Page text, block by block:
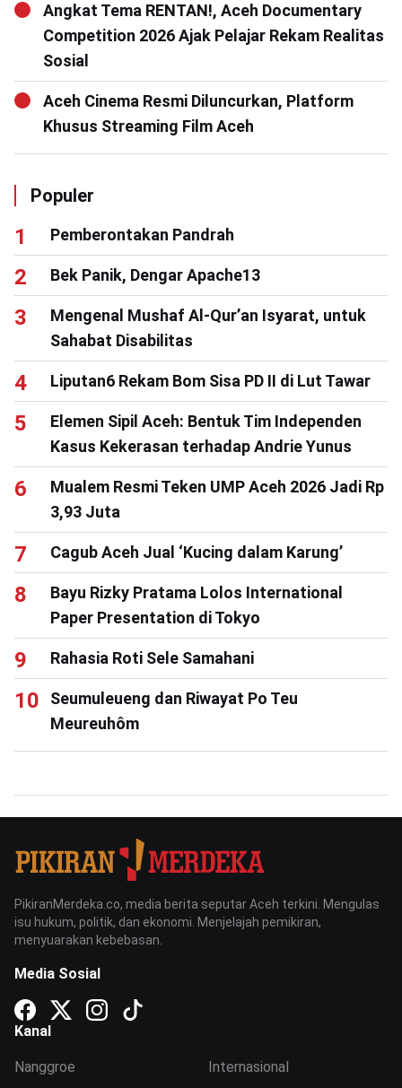
Angkat Tema RENTAN!, Aceh Documentary
Competition 2026 Ajak Pelajar Rekam Realitas
Sosial
Aceh Cinema Resmi Diluncurkan, Platform
Khusus Streaming Film Aceh
Populer
Pemberontakan Pandrah
Bek Panik, Dengar Apache13
Mengenal Mushaf Al-Qur’an Isyarat, untuk
Sahabat Disabilitas
Liputan6 Rekam Bom Sisa PD II di Lut Tawar
Elemen Sipil Aceh: Bentuk Tim Independen
Kasus Kekerasan terhadap Andrie Yunus
Mualem Resmi Teken UMP Aceh 2026 Jadi Rp
3,93 Juta
Cagub Aceh Jual ‘Kucing dalam Karung’
Bayu Rizky Pratama Lolos International
Paper Presentation di Tokyo
Rahasia Roti Sele Samahani
Seumuleueng dan Riwayat Po Teu
Meureuhôm
PikiranMerdeka.co, media berita seputar Aceh terkini. Mengulas
isu hukum, politik, dan ekonomi. Menjelajah pemikiran,
menyuarakan kebebasan.
Media Sosial
Kanal
Nanggroe
Internasional